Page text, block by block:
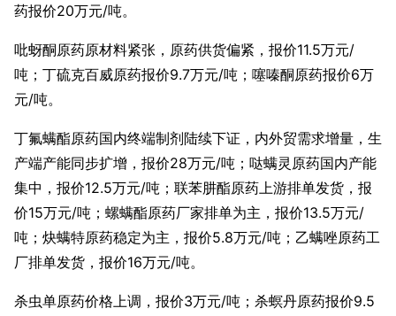
药报价20万元/吨。
吡蚜酮原药原材料紧张，原药供货偏紧，报价11.5万元/
吨；丁硫克百威原药报价9.7万元/吨；噻嗪酮原药报价6万
元/吨。
丁氟螨酯原药国内终端制剂陆续下证，内外贸需求增量，生
产端产能同步扩增，报价28万元/吨；哒螨灵原药国内产能
集中，报价12.5万元/吨；联苯肼酯原药上游排单发货，报
价15万元/吨；螺螨酯原药厂家排单为主，报价13.5万元/
吨；炔螨特原药稳定为主，报价5.8万元/吨；乙螨唑原药工
厂排单发货，报价16万元/吨。
杀虫单原药价格上调，报价3万元/吨；杀螟丹原药报价9.5